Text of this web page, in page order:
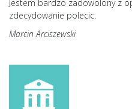
Jestem bardzo zadowolony z
zdecydowanie polecic.
Marcin Arciszewski